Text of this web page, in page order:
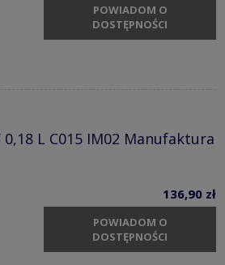
POWIADOM O
DOSTĘPNOŚCI
L C015 IM02 Manufaktura
136,90 zł
POWIADOM O
DOSTĘPNOŚCI